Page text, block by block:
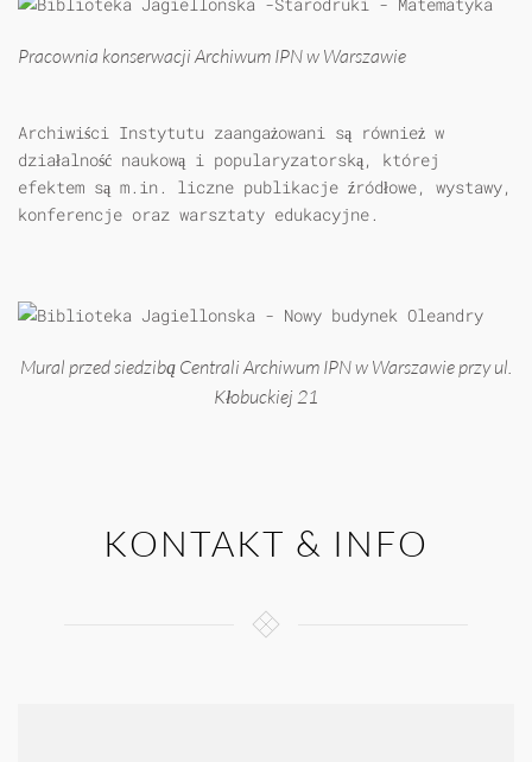
Pracownia konserwacji Archiwum IPN w Warszawie
Archiwiści Instytutu zaangażowani są również w
działalność naukową i popularyzatorską, której
efektem są m.in. liczne publikacje źródłowe, wystawy,
konferencje oraz warsztaty edukacyjne.
Mural przed siedzibą Centrali Archiwum IPN w Warszawie przy ul.
Kłobuckiej 21
KONTAKT & INFO